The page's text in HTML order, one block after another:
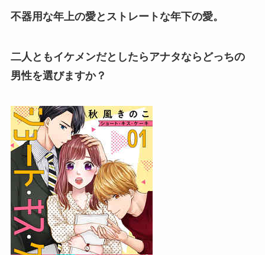
不器用な年上の愛とストレートな年下の愛。
二人ともイケメンだとしたらアナタならどっちの
男性を選びますか？